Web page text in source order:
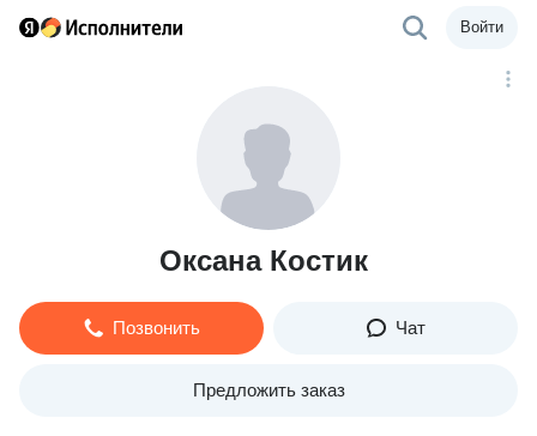
Войти
Оксана Костик
Позвонить Чат
Предложить заказ